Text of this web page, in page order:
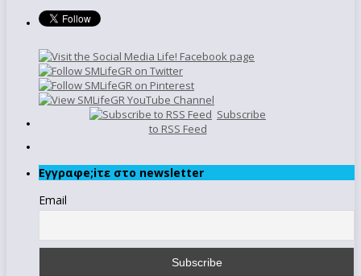
Subscribe
to RSS Feed
Εγγραφe;iτε στο newsletter
Email